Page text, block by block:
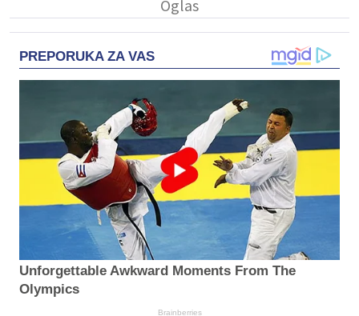
PREPORUKA ZA VAS
Unforgettable Awkward Moments From The
Olympics
Brainberries